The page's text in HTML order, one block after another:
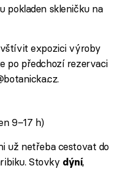
pokladen skleničku na
expozici výroby
po předchozí rezervaci
9–17 h)
už netřeba cestovat do
Stovky dýní,